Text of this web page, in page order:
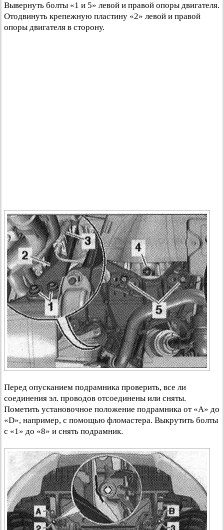
Вывернуть болты «1 и 5» левой и правой опоры двигателя.
Отодвинуть крепежную пластину «2» левой и правой
опоры двигателя в сторону.
Перед опусканием подрамника проверить, все ли
соединения эл. проводов отсоединены или сняты.
Пометить установочное положение подрамника от «А» до
«D», например, с помощью фломастера. Выкрутить болты
с «1» до «8» и снять подрамник.